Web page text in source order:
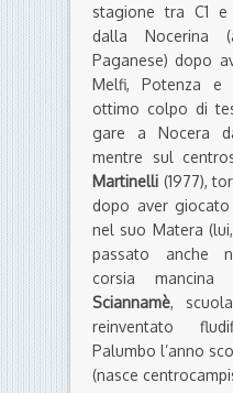
stagione tra C1
dalla Nocerina
Paganese) dopo
Melfi, Potenza
ottimo colpo di
gare a Nocera
mentre sul
Martinelli (1977),
dopo aver
nel suo Matera
passato anche
corsia
Sciannamè,
reinventato
Palumbo l’anno
(nasce